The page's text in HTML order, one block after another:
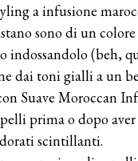
a infusione
sono di un
indossandolo (beh,
dai toni gialli a un
Suave Moroccan
prima o dopo
scintillanti.